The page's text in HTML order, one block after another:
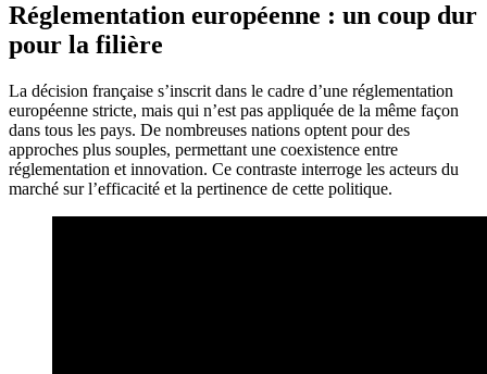
Réglementation européenne : un coup dur
pour la filière
La décision française s’inscrit dans le cadre d’une réglementation
européenne stricte, mais qui n’est pas appliquée de la même façon
dans tous les pays. De nombreuses nations optent pour des
approches plus souples, permettant une coexistence entre
réglementation et innovation. Ce contraste interroge les acteurs du
marché sur l’efficacité et la pertinence de cette politique.